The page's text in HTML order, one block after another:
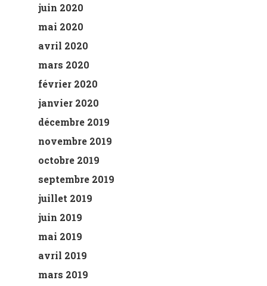
juin 2020
mai 2020
avril 2020
mars 2020
février 2020
janvier 2020
décembre 2019
novembre 2019
octobre 2019
septembre 2019
juillet 2019
juin 2019
mai 2019
avril 2019
mars 2019